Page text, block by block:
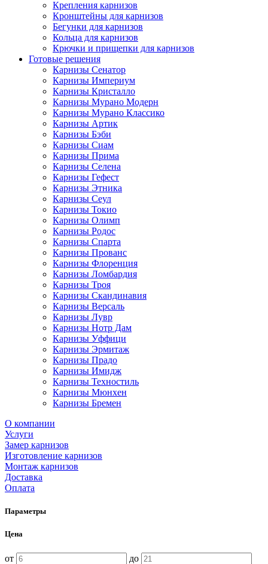
Крепления карнизов
Кронштейны для карнизов
Бегунки для карнизов
Кольца для карнизов
Крючки и прищепки для карнизов
Готовые решения
Карнизы Сенатор
Карнизы Империум
Карнизы Кристалло
Карнизы Мурано Модерн
Карнизы Мурано Классико
Карнизы Артик
Карнизы Бэби
Карнизы Сиам
Карнизы Прима
Карнизы Селена
Карнизы Гефест
Карнизы Этника
Карнизы Сеул
Карнизы Токио
Карнизы Олимп
Карнизы Родос
Карнизы Спарта
Карнизы Прованс
Карнизы Флоренция
Карнизы Ломбардия
Карнизы Троя
Карнизы Скандинавия
Карнизы Версаль
Карнизы Лувр
Карнизы Нотр Дам
Карнизы Уффици
Карнизы Эрмитаж
Карнизы Прадо
Карнизы Имидж
Карнизы Техностиль
Карнизы Мюнхен
Карнизы Бремен
О компании
Услуги
Замер карнизов
Изготовление карнизов
Монтаж карнизов
Доставка
Оплата
Параметры
Цена
от
до